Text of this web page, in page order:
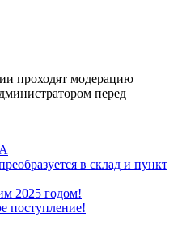
проходят модерацию
перед
в склад и пункт
2025 годом!
поступление!